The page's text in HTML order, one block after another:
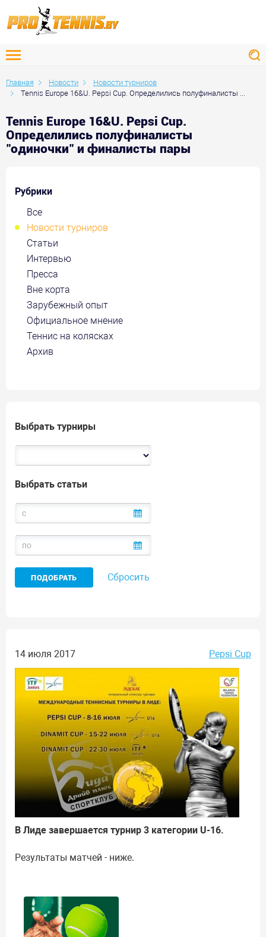
Главная Новости
Новости турниров
Tennis Europe 16&U. Pepsi Cup. Определились полуфиналисты ...
Tennis Europe 16&U. Pepsi Cup.
Определились полуфиналисты
"одиночки" и финалисты пары
Рубрики
Все
Новости турниров
Статьи
Интервью
Пресса
Вне корта
Зарубежный опыт
Официальное мнение
Теннис на колясках
Архив
Выбрать турниры
Выбрать статьи
Сбросить
14 июля 2017 Pepsi Cup
В Лиде завершается турнир 3 категории U-16.
Результаты матчей - ниже.